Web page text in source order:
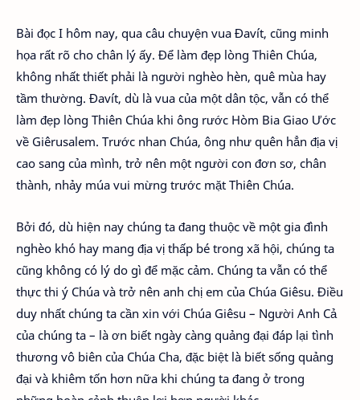
Bài đọc I hôm nay, qua câu chuyện vua Đavít, cũng minh
họa rất rõ cho chân lý ấy. Để làm đẹp lòng Thiên Chúa,
không nhất thiết phải là người nghèo hèn, quê mùa hay
tầm thường. Đavít, dù là vua của một dân tộc, vẫn có thể
làm đẹp lòng Thiên Chúa khi ông rước Hòm Bia Giao Ước
về Giêrusalem. Trước nhan Chúa, ông như quên hẳn địa vị
cao sang của mình, trở nên một người con đơn sơ, chân
thành, nhảy múa vui mừng trước mặt Thiên Chúa.
Bởi đó, dù hiện nay chúng ta đang thuộc về một gia đình
nghèo khó hay mang địa vị thấp bé trong xã hội, chúng ta
cũng không có lý do gì để mặc cảm. Chúng ta vẫn có thể
thực thi ý Chúa và trở nên anh chị em của Chúa Giêsu. Điều
duy nhất chúng ta cần xin với Chúa Giêsu – Người Anh Cả
của chúng ta – là ơn biết ngày càng quảng đại đáp lại tình
thương vô biên của Chúa Cha, đặc biệt là biết sống quảng
đại và khiêm tốn hơn nữa khi chúng ta đang ở trong